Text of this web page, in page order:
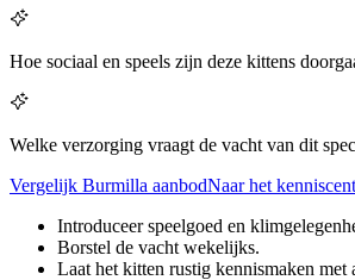
Hoe sociaal en speels zijn deze kittens
Welke verzorging vraagt de vacht van dit
Vergelijk Burmilla aanbodNaar het
Introduceer speelgoed en
Borstel de vacht wekelijks.
Laat het kitten rustig kennismaken met